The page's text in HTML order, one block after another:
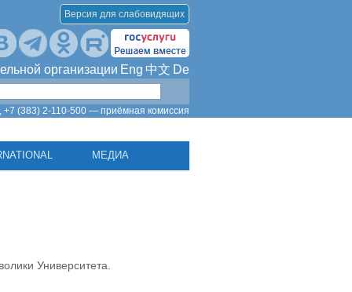
Версия для слабовидящих
организации Eng 中文 De
+7 (383) 2-110-500 — приёмная комиссия
МЕДИА
Университета.